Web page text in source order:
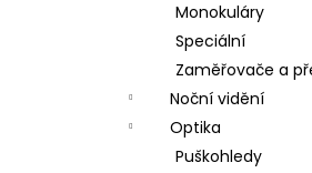
Monokuláry
Speciální
Zaměřovače a
Noční vidění
Optika
Puškohledy